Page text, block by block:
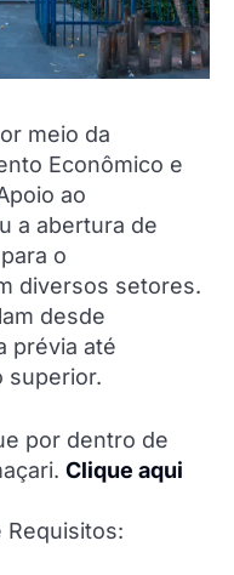
meio da
Econômico e
ao
a abertura de
o
diversos setores.
desde
prévia até
superior.
por dentro de
Clique aqui
Requisitos: